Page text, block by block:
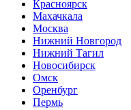
Красноярск
Махачкала
Москва
Нижний Новгород
Нижний Тагил
Новосибирск
Омск
Оренбург
Пермь